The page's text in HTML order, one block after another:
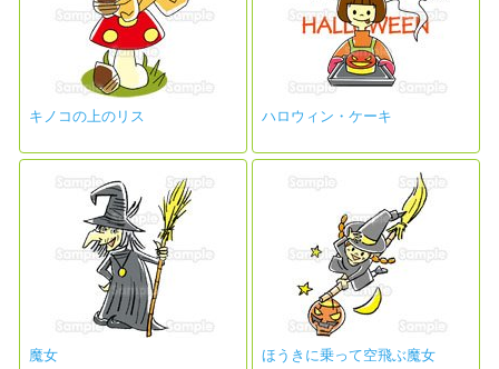
キノコの上のリス ハロウィン・ケーキ
魔女 ほうきに乗って空飛ぶ魔女